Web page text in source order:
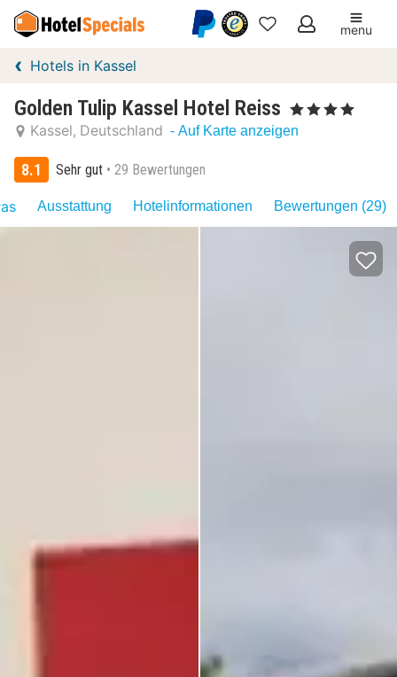
Meine
menu
Hotels in Kassel
Golden Tulip Kassel Hotel Reiss , 4 Sterne
Kassel Deutschland - Auf Karte anzeigen
8.1 Sehr gut 29 Bewertungen
Ausstattung Hotelinformationen Bewertungen (29)